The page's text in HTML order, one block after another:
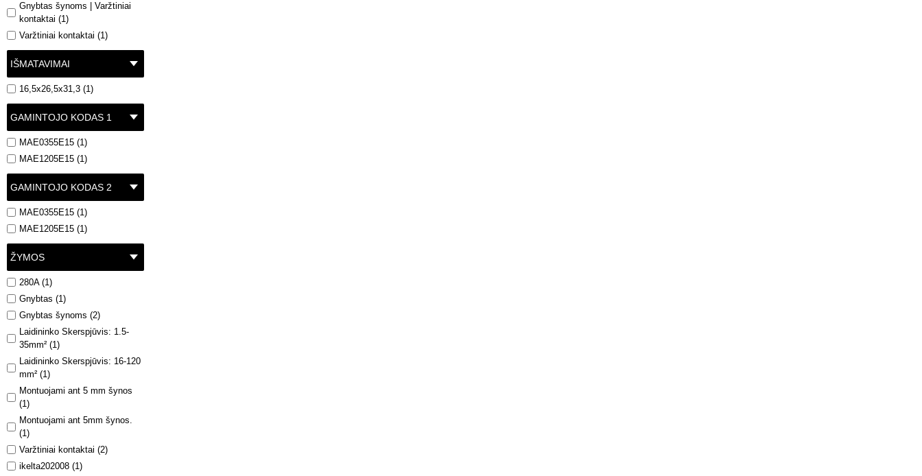
Gnybtas šynoms | Varžtiniai
kontaktai (1)
Varžtiniai kontaktai (1)
IŠMATAVIMAI
16,5x26,5x31,3 (1)
GAMINTOJO KODAS 1
MAE0355E15 (1)
MAE1205E15 (1)
GAMINTOJO KODAS 2
MAE0355E15 (1)
MAE1205E15 (1)
ŽYMOS
280A (1)
Gnybtas (1)
Gnybtas šynoms (2)
Laidininko Skerspjūvis: 1.5-
35mm² (1)
Laidininko Skerspjūvis: 16-120
mm² (1)
Montuojami ant 5 mm šynos
(1)
Montuojami ant 5mm šynos.
(1)
Varžtiniai kontaktai (2)
ikelta202008 (1)